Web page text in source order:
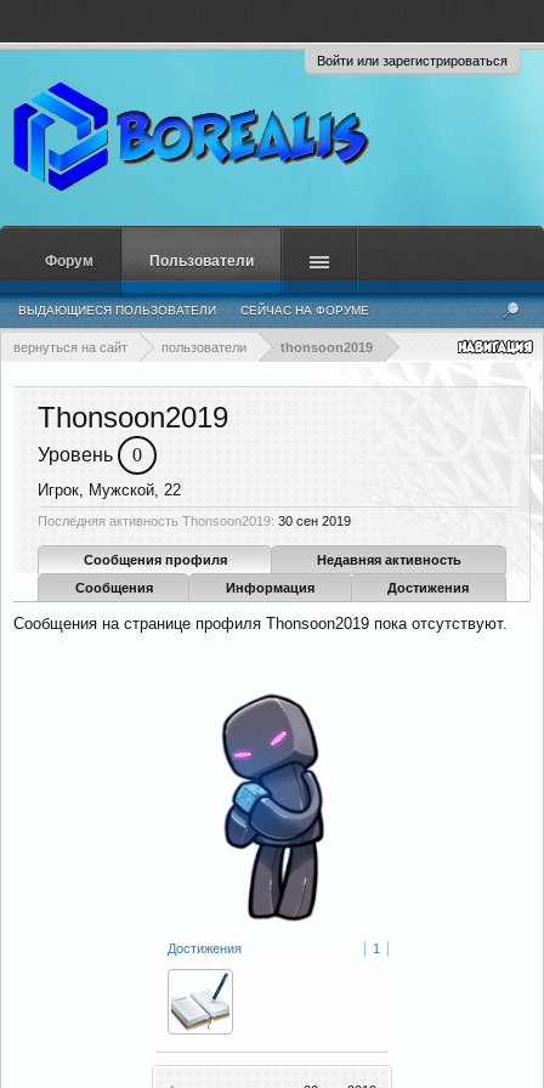
Войти или зарегистрироваться
вернуться на сайт пользователи thonsoon2019
Достижения 1
Thonsoon2019
Уровень 0
Игрок, Мужской, 22
Последняя активность Thonsoon2019: 30 сен 2019
Сообщения профиля
Недавняя активность
Сообщения
Информация Достижения
Сообщения на странице профиля Thonsoon2019 пока отсутствуют.
Форум Пользователи
ВЫДАЮЩИЕСЯ ПОЛЬЗОВАТЕЛИ СЕЙЧАС НА ФОРУМЕ
НЕДАВНЯЯ АКТИВНОСТЬ НОВЫЕ СООБЩЕНИЯ ПРОФИЛЯ